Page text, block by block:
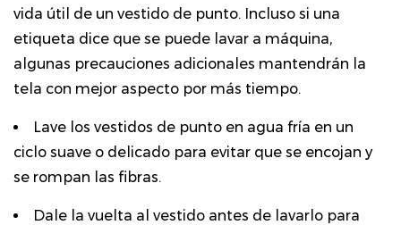
vida útil de un vestido de punto. Incluso si una
etiqueta dice que se puede lavar a máquina,
algunas precauciones adicionales mantendrán la
tela con mejor aspecto por más tiempo.
Lave los vestidos de punto en agua fría en un
ciclo suave o delicado para evitar que se encojan y
se rompan las fibras.
Dale la vuelta al vestido antes de lavarlo para